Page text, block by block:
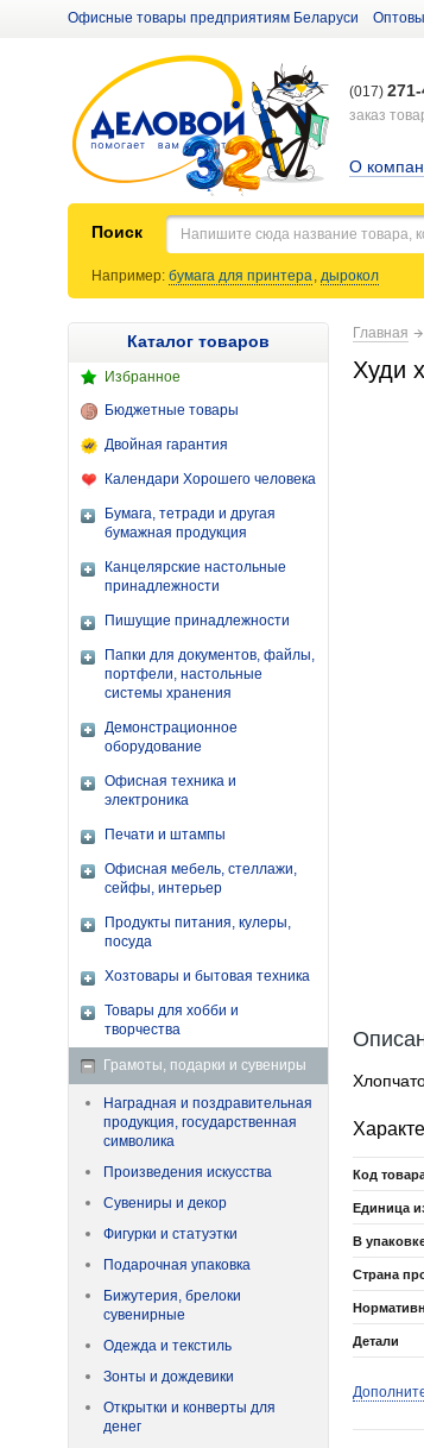
Офисные товары предприятиям Беларуси
(017)
заказ
О
Поиск
Например: бумага для принтера, дырокол
Каталог товаров
Избранное
Бюджетные товары
Двойная гарантия
Календари Хорошего человека
Бумага, тетради и другая
бумажная продукция
Канцелярские настольные
принадлежности
Пишущие принадлежности
Папки для документов, файлы,
портфели, настольные
системы хранения
Демонстрационное
оборудование
Офисная техника и
электроника
Печати и штампы
Офисная мебель, стеллажи,
сейфы, интерьер
Продукты питания, кулеры,
посуда
Хозтовары и бытовая техника
Товары для хобби и
творчества
Грамоты, подарки и сувениры
Наградная и поздравительная
продукция, государственная
символика
Произведения искусства
Сувениры и декор
Фигурки и статуэтки
Подарочная упаковка
Бижутерия, брелоки
сувенирные
Одежда и текстиль
Зонты и дождевики
Открытки и конверты для
денег
Главная
Худи
Код
Единица
В
Страна
Детали